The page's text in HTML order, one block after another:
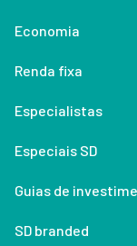
Economia
Renda fixa
Especialistas
Especiais SD
Guias de
SD branded